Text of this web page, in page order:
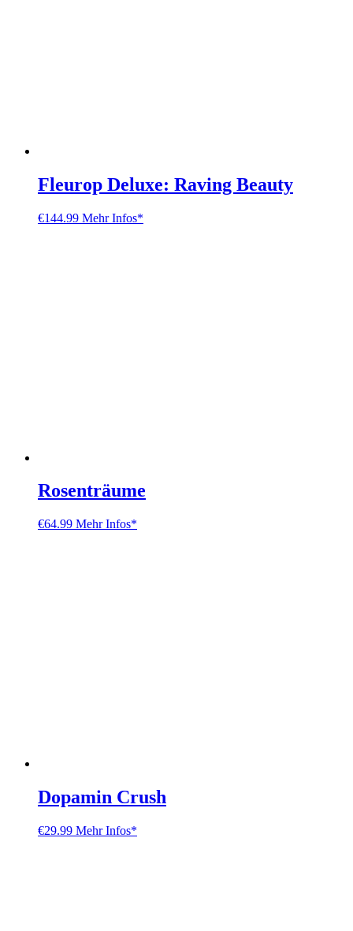
Fleurop Deluxe: Raving Beauty
€144.99 Mehr Infos*
Rosenträume
€64.99 Mehr Infos*
Dopamin Crush
€29.99 Mehr Infos*